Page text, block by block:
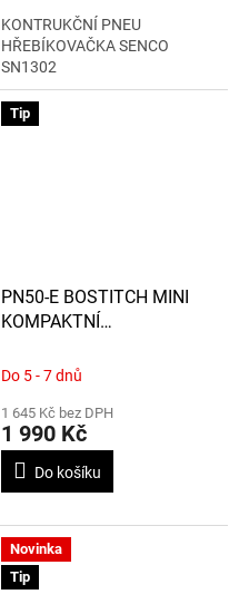
KONTRUKČNÍ PNEU
HŘEBÍKOVAČKA SENCO
SN1302
Tip
PN50-E BOSTITCH MINI
KOMPAKTNÍ
Do 5 - 7 dnů
1 645 Kč bez DPH
1 990 Kč
Do košíku
Novinka
Tip